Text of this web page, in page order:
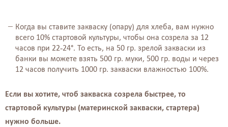
Когда вы ставите закваску (опару) для хлеба, вам нужно
всего 10% стартовой культуры, чтобы она созрела за 12
часов при 22-24°. То есть, на 50 гр. зрелой закваски из
банки вы можете взять 500 гр. муки, 500 гр. воды и через
12 часов получить 1000 гр. закваски влажностью 100%.
Если вы хотите, чтоб закваска созрела быстрее, то
стартовой культуры (материнской закваски, стартера)
нужно больше.